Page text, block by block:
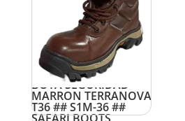
BOTA SEGURIDAD
MARRON TERRANOVA
T36 ## S1M-36 ##